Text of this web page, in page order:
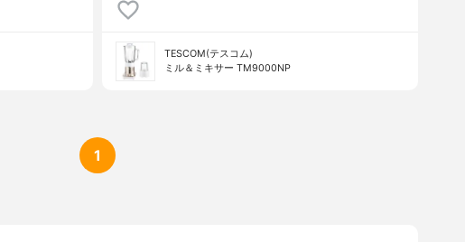
TESCOM(テスコム)
ミル＆ミキサー TM9000NP
1